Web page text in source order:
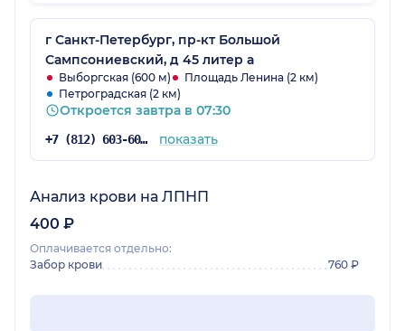
г Санкт-Петербург, пр-кт Большой
Сампсониевский, д 45 литер а
Выборгская (600 м)
Площадь Ленина (2 км)
Петроградская (2 км)
Откроется завтра в 07:30
+7 (812) 603-60-42 показать
Анализ крови на ЛПНП
400 ₽
Оплачивается отдельно:
Забор крови
760 ₽